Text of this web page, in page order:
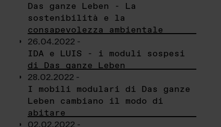
Das ganze Leben - La
sostenibilità e la
consapevolezza ambientale
26.04.2022 -
IDA e LUIS - i moduli sospesi
di Das ganze Leben
28.02.2022 -
I mobili modulari di Das ganze
Leben cambiano il modo di
abitare
02.02.2022 -